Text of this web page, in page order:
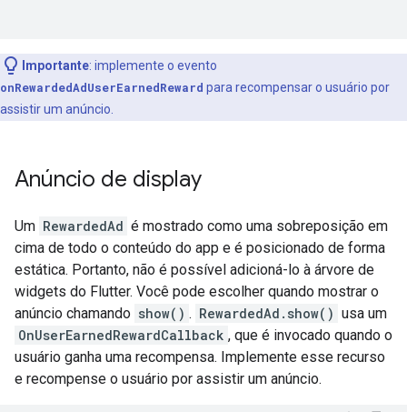
Importante: implemente o evento
onRewardedAdUserEarnedReward para recompensar o usuário por
assistir um anúncio.
Anúncio de display
Um RewardedAd é mostrado como uma sobreposição em
cima de todo o conteúdo do app e é posicionado de forma
estática. Portanto, não é possível adicioná-lo à árvore de
widgets do Flutter. Você pode escolher quando mostrar o
anúncio chamando show() . RewardedAd.show() usa um
OnUserEarnedRewardCallback , que é invocado quando o
usuário ganha uma recompensa. Implemente esse recurso
e recompense o usuário por assistir um anúncio.